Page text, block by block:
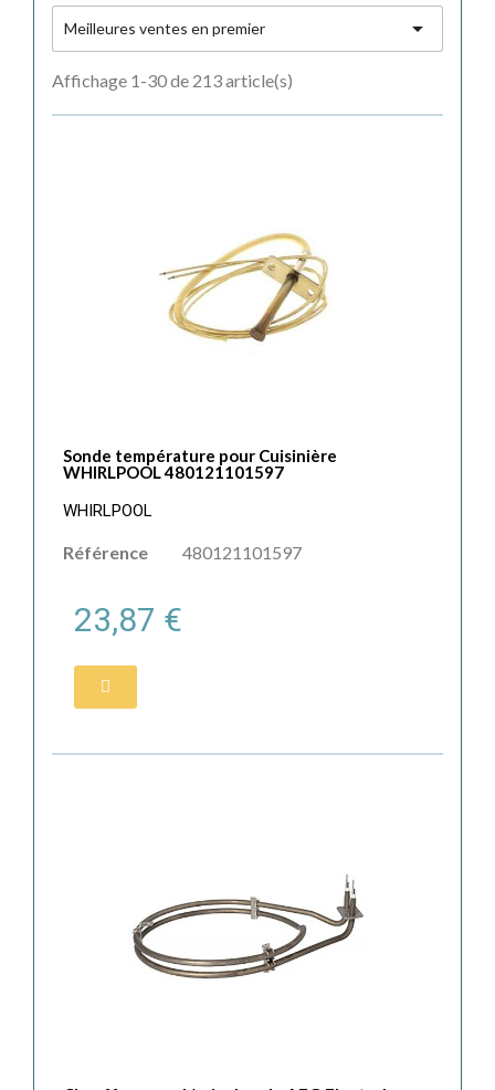
Meilleures ventes en premier 
Affichage 1-30 de 213 article(s)
Sonde température pour Cuisinière
WHIRLPOOL 480121101597
WHIRLPOOL
Référence 480121101597
23,87 €